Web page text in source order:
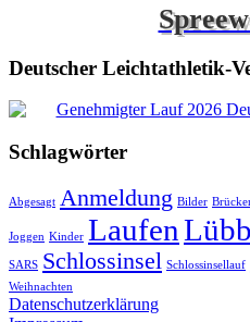
Deutscher Leichtathletik-
Schlagwörter
Abgesagt Anmeldung Bilder
Joggen Kinder Laufen
SARS Schlossinsel Schlossinsellauf
Weihnachten
Datenschutzerklärung